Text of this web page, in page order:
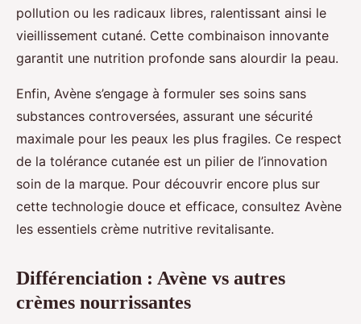
pollution ou les radicaux libres, ralentissant ainsi le
vieillissement cutané. Cette combinaison innovante
garantit une nutrition profonde sans alourdir la peau.
Enfin, Avène s’engage à formuler ses soins sans
substances controversées, assurant une sécurité
maximale pour les peaux les plus fragiles. Ce respect
de la tolérance cutanée est un pilier de l’innovation
soin de la marque. Pour découvrir encore plus sur
cette technologie douce et efficace, consultez Avène
les essentiels crème nutritive revitalisante.
Différenciation : Avène vs autres
crèmes nourrissantes